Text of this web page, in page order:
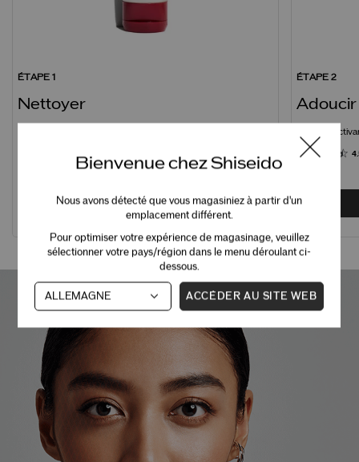
ÉTAPE 1
Nettoyer
AJOUTER 50,00 $ CA
ÉTAPE 2
Adoucir
Essence
Bienvenue chez Shiseido
Nous avons détecté que vous magasiniez à partir d'un
emplacement différent.
Pour optimiser votre expérience de magasinage, veuillez
sélectionner votre pays/région dans le menu déroulant ci-
dessous.
ACCÉDER AU SITE WEB